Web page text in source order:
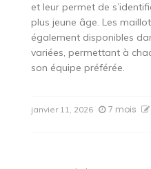
et leur permet de
plus jeune âge. Les
également disponibles
variées, permettant à
son équipe préférée.
janvier 11, 2026 7 mois